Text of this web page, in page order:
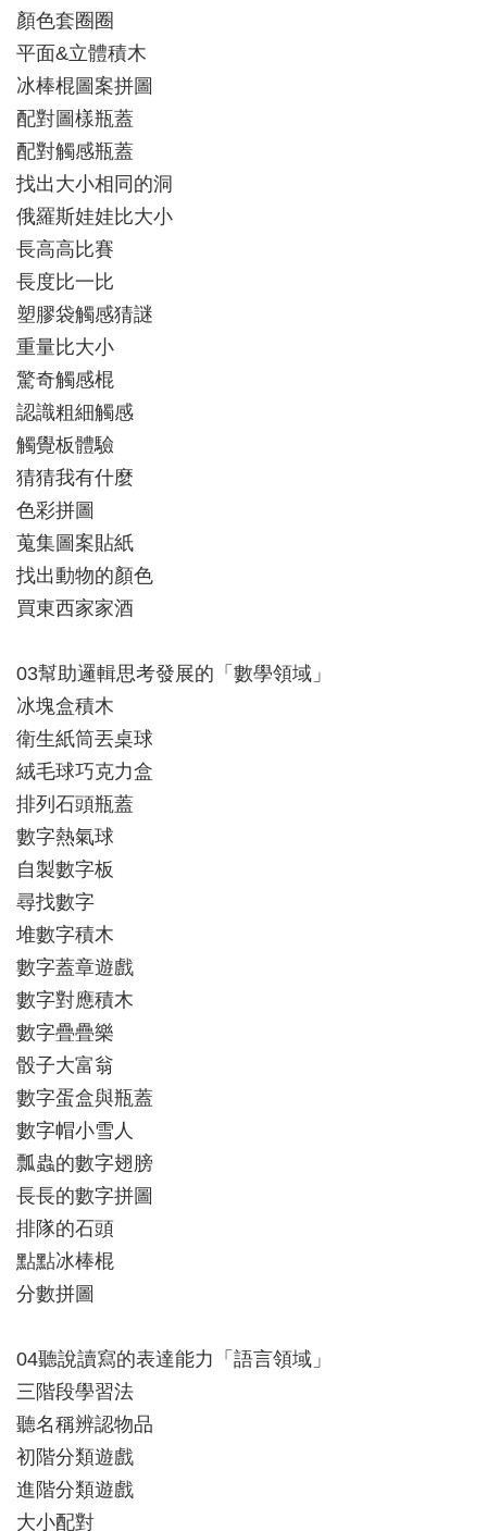
顏色套圈圈
平面&立體積木
冰棒棍圖案拼圖
配對圖樣瓶蓋
配對觸感瓶蓋
找出大小相同的洞
俄羅斯娃娃比大小
長高高比賽
長度比一比
塑膠袋觸感猜謎
重量比大小
驚奇觸感棍
認識粗細觸感
觸覺板體驗
猜猜我有什麼
色彩拼圖
蒐集圖案貼紙
找出動物的顏色
買東西家家酒
03幫助邏輯思考發展的「數學領域」
冰塊盒積木
衛生紙筒丟桌球
絨毛球巧克力盒
排列石頭瓶蓋
數字熱氣球
自製數字板
尋找數字
堆數字積木
數字蓋章遊戲
數字對應積木
數字疊疊樂
骰子大富翁
數字蛋盒與瓶蓋
數字帽小雪人
瓢蟲的數字翅膀
長長的數字拼圖
排隊的石頭
點點冰棒棍
分數拼圖
04聽說讀寫的表達能力「語言領域」
三階段學習法
聽名稱辨認物品
初階分類遊戲
進階分類遊戲
大小配對